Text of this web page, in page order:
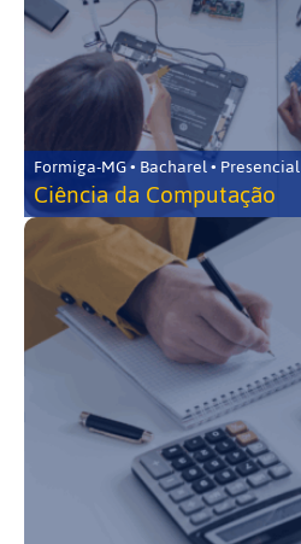
Formiga-MG • Bacharel • Presencial
Ciência da Computação